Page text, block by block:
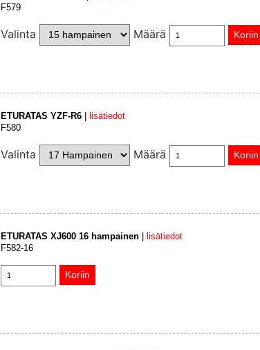
F579
Valinta Määrä
ETURATAS YZF-R6
lisätiedot
F580
Valinta Määrä
ETURATAS XJ600 16 hampainen
lisätiedot
F582-16